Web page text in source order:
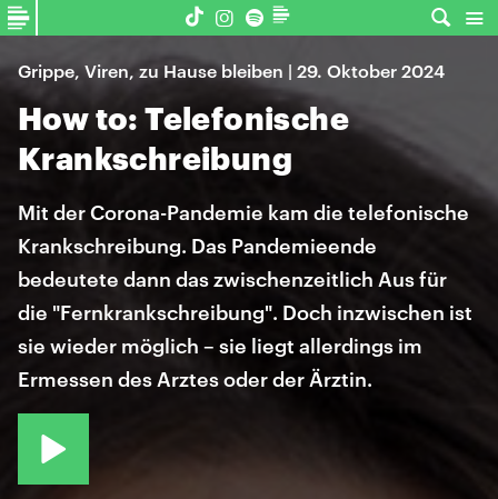
Grippe, Viren, zu Hause bleiben | 29. Oktober 2024
How to: Telefonische
Krankschreibung
Mit der Corona-Pandemie kam die telefonische
Krankschreibung. Das Pandemieende
bedeutete dann das zwischenzeitlich Aus für
die "Fernkrankschreibung". Doch inzwischen ist
sie wieder möglich – sie liegt allerdings im
Ermessen des Arztes oder der Ärztin.